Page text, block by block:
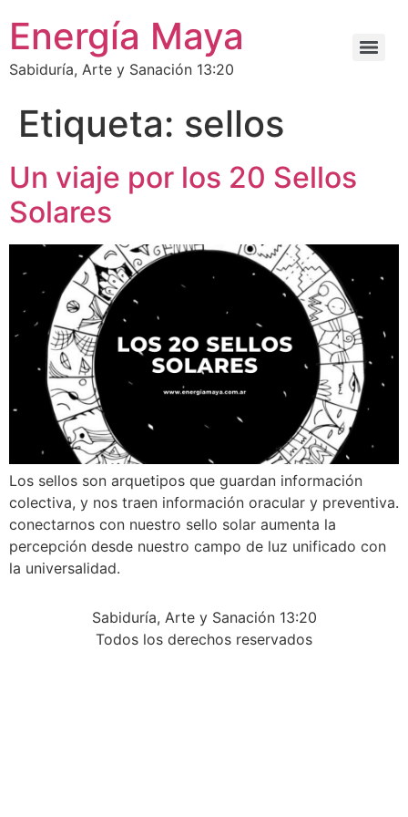
Energía Maya
Sabiduría, Arte y Sanación 13:20
Etiqueta: sellos
Un viaje por los 20 Sellos
Solares
Los sellos son arquetipos que guardan información
colectiva, y nos traen información oracular y preventiva.
conectarnos con nuestro sello solar aumenta la
percepción desde nuestro campo de luz unificado con
la universalidad.
Sabiduría, Arte y Sanación 13:20
Todos los derechos reservados